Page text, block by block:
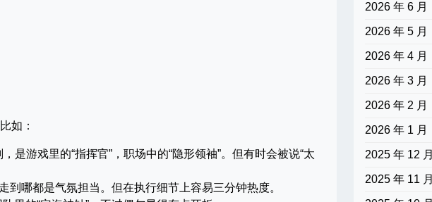
如：
是游戏里的“指挥官”，职场中的“隐形领袖”。但有时会被说“太
到哪都是气氛担当。但在执行细节上容易三分钟热度。
2026 年 6 月
2026 年 5 月
2026 年 4 月
2026 年 3 月
2026 年 2 月
2026 年 1 月
2025 年 12 月
2025 年 11 月